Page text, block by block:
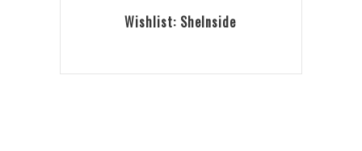
Wishlist: SheInside